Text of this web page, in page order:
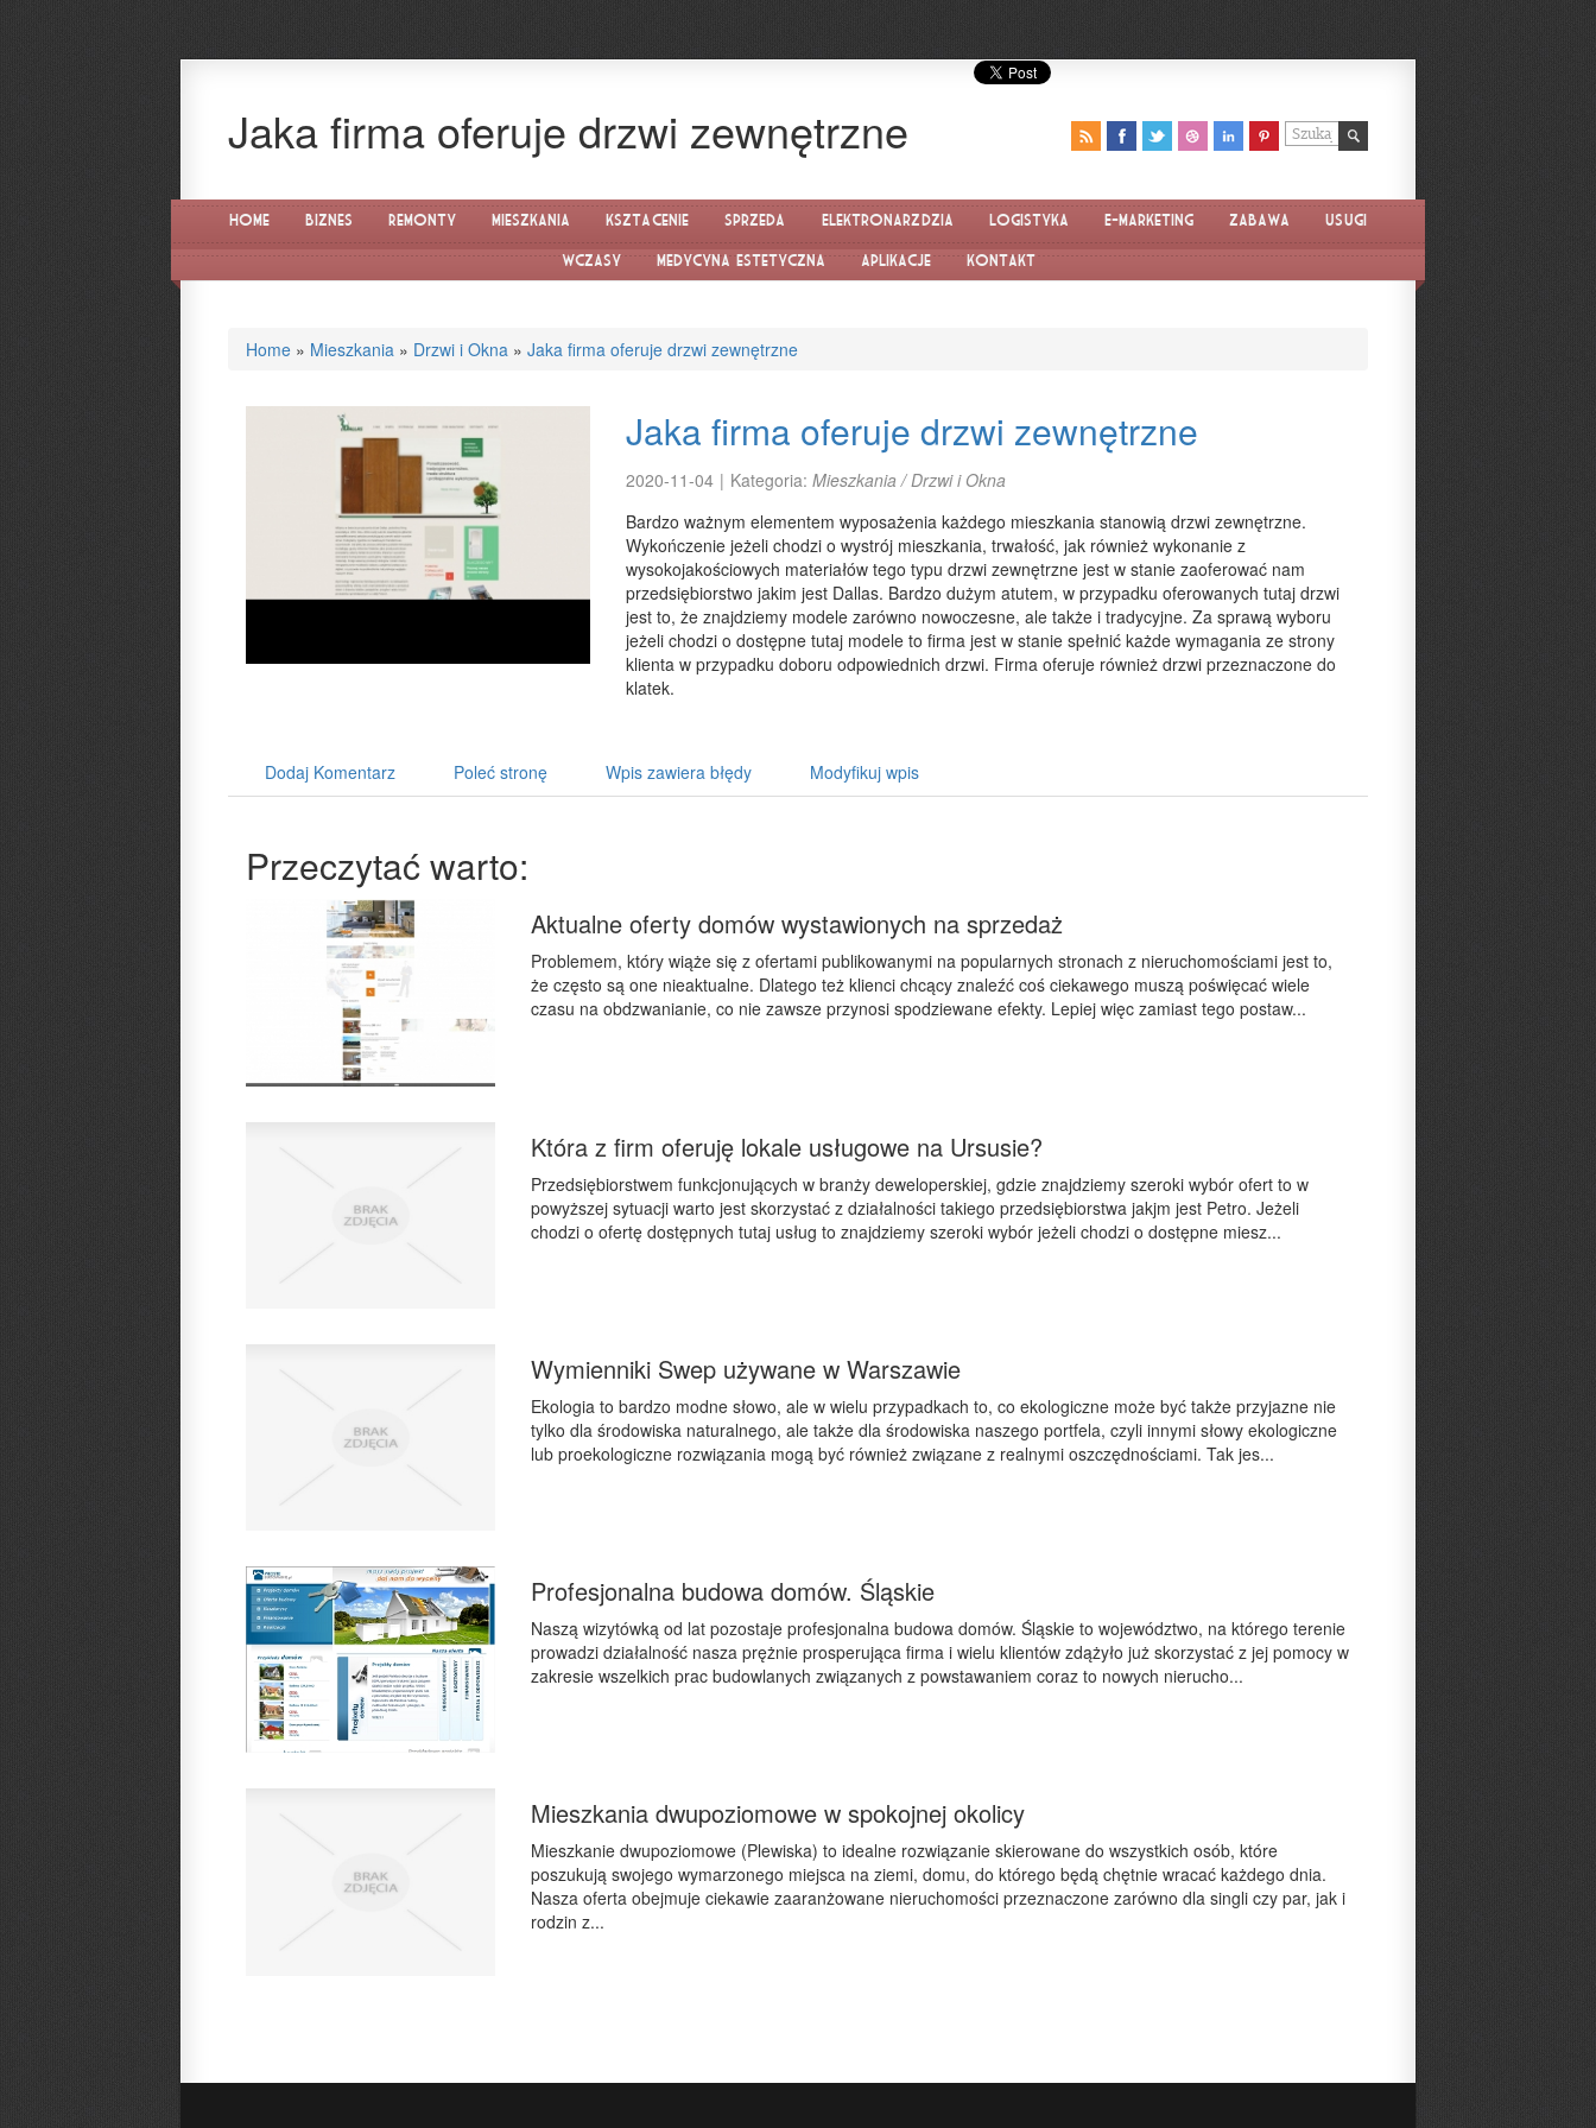
Jaka firma oferuje drzwi zewnętrzne
Home Biznes Remonty Mieszkania Kształcenie Sprzedaż Elektronarzędzia Logistyka E-marketing Zabawa Usługi
Wczasy Medycyna estetyczna Aplikacje Kontakt
Home » Mieszkania » Drzwi i Okna » Jaka firma oferuje drzwi zewnętrzne
Jaka firma oferuje drzwi zewnętrzne
2020-11-04 | Kategoria: Mieszkania / Drzwi i Okna
Bardzo ważnym elementem wyposażenia każdego mieszkania stanowią drzwi zewnętrzne.
Wykończenie jeżeli chodzi o wystrój mieszkania, trwałość, jak również wykonanie z
wysokojakościowych materiałów tego typu drzwi zewnętrzne jest w stanie zaoferować nam
przedsiębiorstwo jakim jest Dallas. Bardzo dużym atutem, w przypadku oferowanych tutaj drzwi
jest to, że znajdziemy modele zarówno nowoczesne, ale także i tradycyjne. Za sprawą wyboru
jeżeli chodzi o dostępne tutaj modele to firma jest w stanie spełnić każde wymagania ze strony
klienta w przypadku doboru odpowiednich drzwi. Firma oferuje również drzwi przeznaczone do
klatek.
Dodaj Komentarz Poleć stronę Wpis zawiera błędy Modyfikuj wpis
Przeczytać warto:
Aktualne oferty domów wystawionych na sprzedaż
Problemem, który wiąże się z ofertami publikowanymi na popularnych stronach z nieruchomościami jest to,
że często są one nieaktualne. Dlatego też klienci chcący znaleźć coś ciekawego muszą poświęcać wiele
czasu na obdzwanianie, co nie zawsze przynosi spodziewane efekty. Lepiej więc zamiast tego postaw...
Która z firm oferuję lokale usługowe na Ursusie?
Przedsiębiorstwem funkcjonujących w branży deweloperskiej, gdzie znajdziemy szeroki wybór ofert to w
powyższej sytuacji warto jest skorzystać z działalności takiego przedsiębiorstwa jakjm jest Petro. Jeżeli
chodzi o ofertę dostępnych tutaj usług to znajdziemy szeroki wybór jeżeli chodzi o dostępne miesz...
Wymienniki Swep używane w Warszawie
Ekologia to bardzo modne słowo, ale w wielu przypadkach to, co ekologiczne może być także przyjazne nie
tylko dla środowiska naturalnego, ale także dla środowiska naszego portfela, czyli innymi słowy ekologiczne
lub proekologiczne rozwiązania mogą być również związane z realnymi oszczędnościami. Tak jes...
Profesjonalna budowa domów. Śląskie
Naszą wizytówką od lat pozostaje profesjonalna budowa domów. Śląskie to województwo, na którego terenie
prowadzi działalność nasza prężnie prosperująca firma i wielu klientów zdążyło już skorzystać z jej pomocy w
zakresie wszelkich prac budowlanych związanych z powstawaniem coraz to nowych nierucho...
Mieszkania dwupoziomowe w spokojnej okolicy
Mieszkanie dwupoziomowe (Plewiska) to idealne rozwiązanie skierowane do wszystkich osób, które
poszukują swojego wymarzonego miejsca na ziemi, domu, do którego będą chętnie wracać każdego dnia.
Nasza oferta obejmuje ciekawie zaaranżowane nieruchomości przeznaczone zarówno dla singli czy par, jak i
rodzin z...